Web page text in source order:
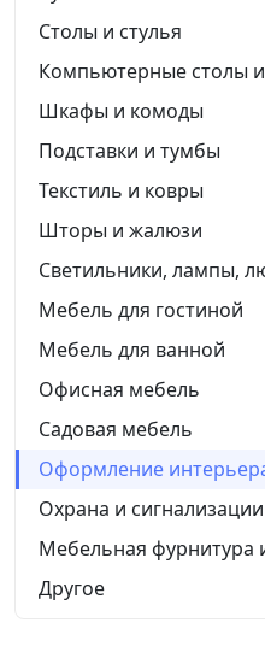
Столы и стулья
Компьютерные столы и
Шкафы и комоды
Подставки и тумбы
Текстиль и ковры
Шторы и жалюзи
Светильники, лампы,
Мебель для гостиной
Мебель для ванной
Офисная мебель
Садовая мебель
Оформление
Охрана и сигнализации
Мебельная фурнитура
Другое